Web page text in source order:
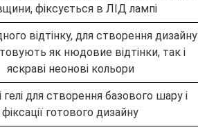
фіксується в ЛІД лампі
відтінку, для створення дизайну
як нюдовие відтінки, так і
яскраві неонові кольори
гелі для створення базового шару і
фіксації готового дизайну